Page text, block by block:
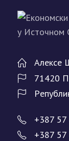
Алeксe
71420
+387
+387